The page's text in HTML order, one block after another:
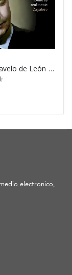
El Maquiavelo de León – José García Abad
electronico,